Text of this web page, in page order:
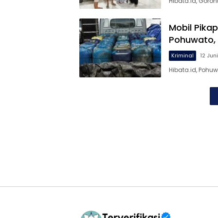
Mobil
Pohuwato,
Kriminal 12
Hibata.id,